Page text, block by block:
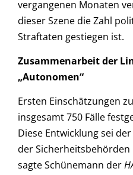
vergangenen Monaten
dieser Szene die Zahl
Straftaten gestiegen ist.
Zusammenarbeit der
„Autonomen“
Ersten Einschätzungen
insgesamt 750 Fälle
Diese Entwicklung sei
der Sicherheitsbehörden
sagte Schünemann der